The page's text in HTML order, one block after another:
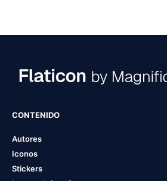
CONTENIDO
Autores
Iconos
Stickers